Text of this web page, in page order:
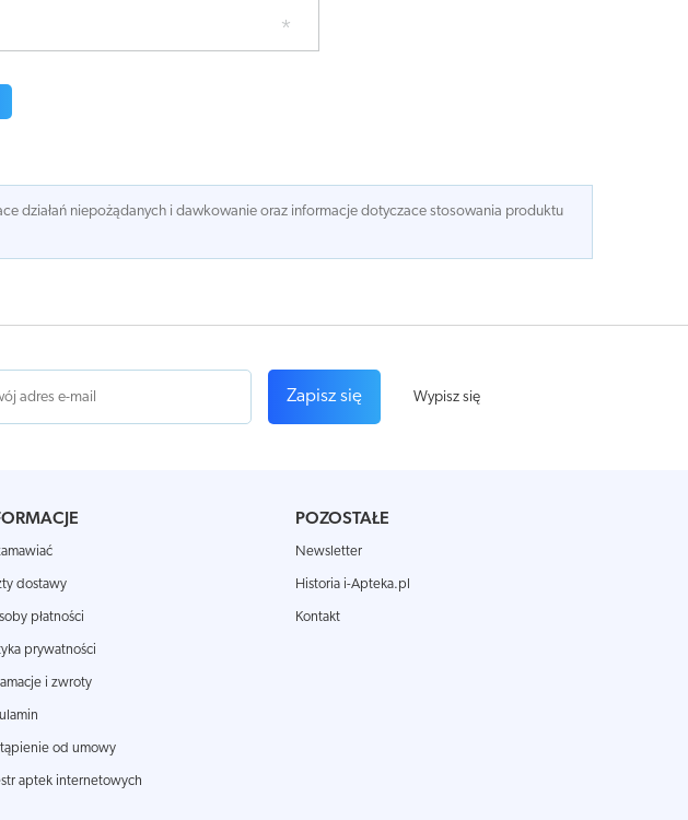
działań niepożądanych i dawkowanie oraz informacje dotyczace stosowania produktu
Zapisz się Wypisz się
dostawy
płatności
prywatności
i zwroty
od umowy
aptek internetowych
POZOSTAŁE
Newsletter
Historia i-Apteka.pl
Kontakt